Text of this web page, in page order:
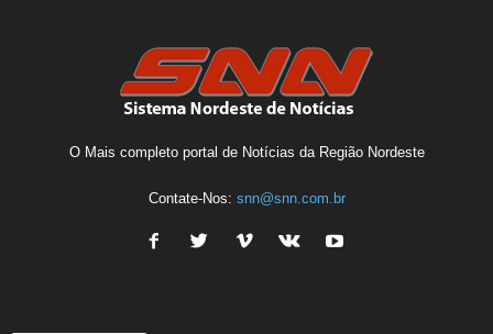
O Mais completo portal de Notícias da Região Nordeste
Contate-Nos: snn@snn.com.br